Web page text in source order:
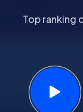
Top ranking